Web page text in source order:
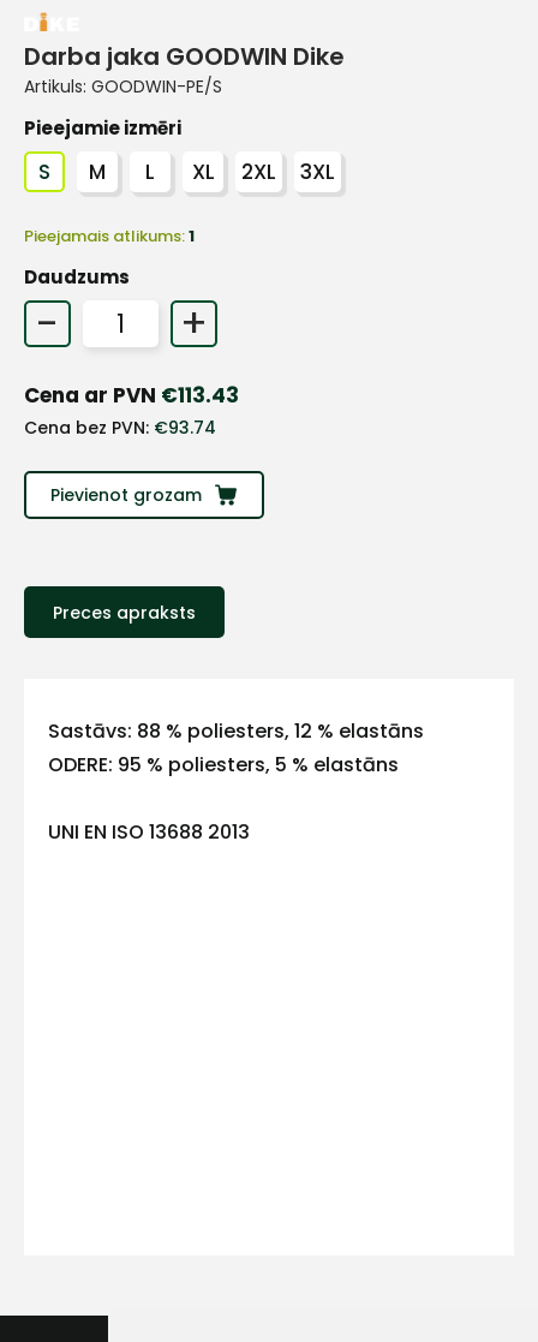
Darba jaka GOODWIN Dike
Artikuls: GOODWIN-PE/S
Pieejamie izmēri
S M L XL 2XL 3XL
Pieejamais atlikums:1
Daudzums
- +
Cena ar PVN €113.43
Cena bez PVN: €93.74
Pievienot grozam
Preces apraksts
Sastāvs: 88 % poliesters, 12 % elastāns
ODERE: 95 % poliesters, 5 % elastāns
UNI EN ISO 13688 2013
+